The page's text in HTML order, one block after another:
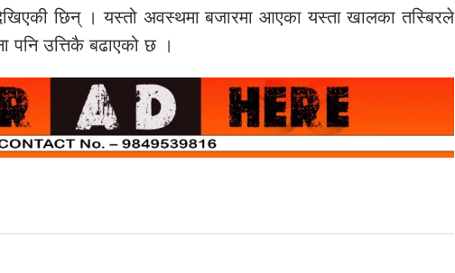
छिन् । यस्तो अवस्थमा बजारमा आएका यस्ता खालका तस्बिरले
उत्तिकै बढाएको छ ।